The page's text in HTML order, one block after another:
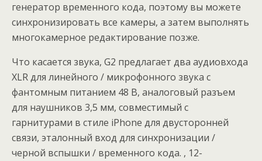
генератор временного кода, поэтому вы можете
синхронизировать все камеры, а затем выполнять
многокамерное редактирование позже.
Что касается звука, G2 предлагает два аудиовхода
XLR для линейного / микрофонного звука с
фантомным питанием 48 В, аналоговый разъем
для наушников 3,5 мм, совместимый с
гарнитурами в стиле iPhone для двусторонней
связи, эталонный вход для синхронизации /
черной вспышки / временного кода. , 12-